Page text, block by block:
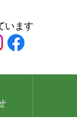
います